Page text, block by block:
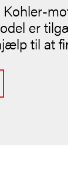
er
til at